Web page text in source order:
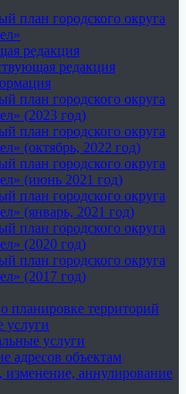
план городского округа
редакция
редакция
план городского округа
(2023 год)
план городского округа
(октябрь, 2022 год)
план городского округа
(июнь 2021 год)
план городского округа
(январь, 2021 год)
план городского округа
(2020 год)
план городского округа
(2017 год)
планировке территорий
услуги
адресов объектам
изменение, аннулирование